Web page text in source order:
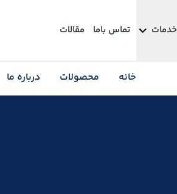
خدمات تماس باما مقالات
خانه محصولات درباره ما